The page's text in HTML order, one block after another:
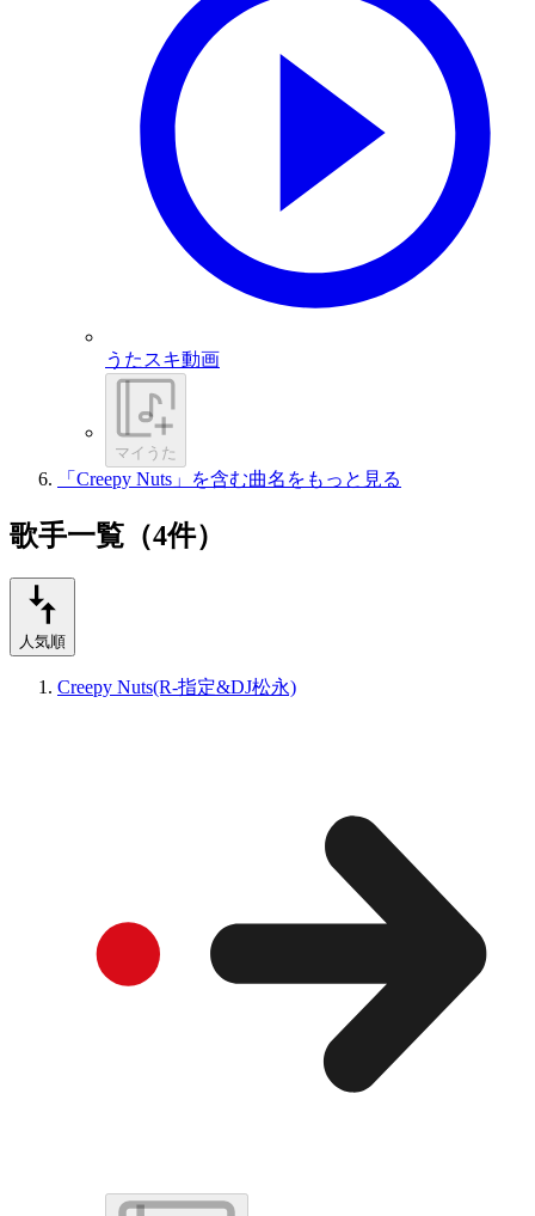
うたスキ動画
マイうた
「Creepy Nuts」を含む曲名をもっと見る
歌手一覧（4件）
人気順
Creepy Nuts(R-指定&DJ松永)